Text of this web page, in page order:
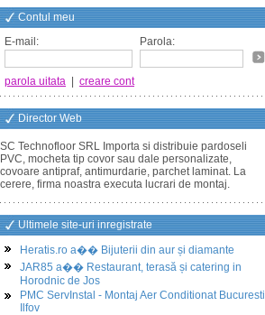
Contul meu
E-mail:
Parola:
parola uitata creare cont
Director Web
SC Technofloor SRL Importa si distribuie pardoseli
PVC, mocheta tip covor sau dale personalizate,
covoare antipraf, antimurdarie, parchet laminat. La
cerere, firma noastra executa lucrari de montaj.
Ultimele site-uri inregistrate
Heratis.ro a�� Bijuterii din aur și diamante
JAR85 a�� Restaurant, terasă și catering in
Horodnic de Jos
PMC ServInstal - Montaj Aer Conditionat Bucuresti
Ilfov